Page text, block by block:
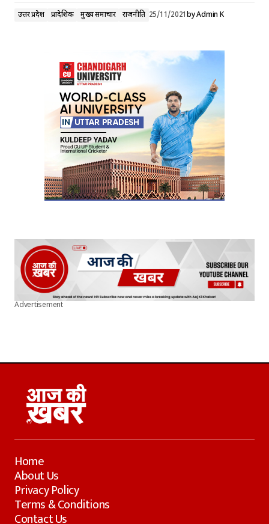
उत्तर प्रदेश प्रादेशिक मुख्य समाचार राजनीति 25/11/2021byAdmin K
Advertisement
Home
About Us
Privacy Policy
Terms & Conditions
Contact Us